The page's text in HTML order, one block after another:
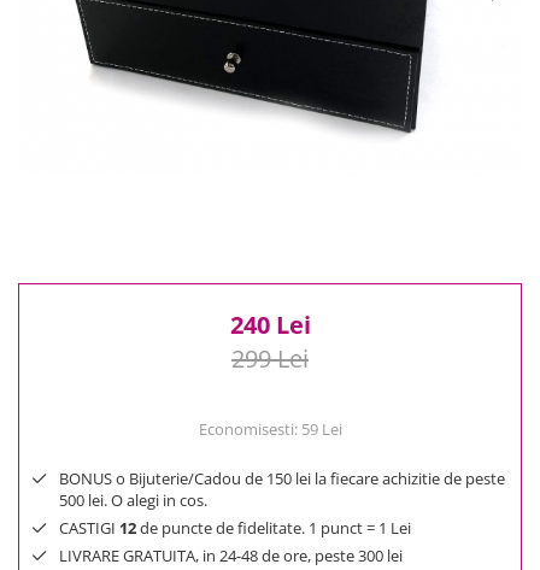
0 Lei - 100 Lei
100 Lei - 200 Lei
240 Lei
299 Lei
Economisesti: 59 Lei
BONUS o Bijuterie/Cadou de 150 lei la fiecare achizitie de peste
500 lei. O alegi in cos.
CASTIGI 12de puncte de fidelitate. 1 punct = 1 Lei
LIVRARE GRATUITA, in 24-48 de ore, peste 300 lei